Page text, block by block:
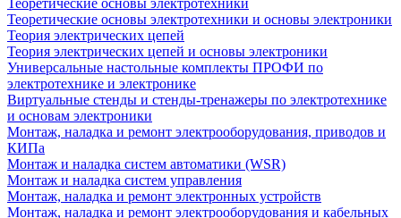
Теоретические основы электротехники
Теоретические основы электротехники и основы электроники
Теория электрических цепей
Теория электрических цепей и основы электроники
Универсальные настольные комплекты ПРОФИ по
электротехнике и электронике
Виртуальные стенды и стенды-тренажеры по электротехнике
и основам электроники
Монтаж, наладка и ремонт электрооборудования, приводов и
КИПа
Монтаж и наладка систем автоматики (WSR)
Монтаж и наладка систем управления
Монтаж, наладка и ремонт электронных устройств
Монтаж, наладка и ремонт электрооборудования и кабельных